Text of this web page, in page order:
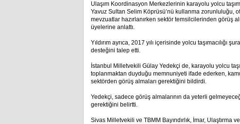
Ulaşım Koordinasyon Merkezlerinin karayolu yolcu
Yavuz Sultan Selim Köprüsü’nü kullanma zorunluluğu,
mevzuatlar hazırlanırken sektör temsilcilerinden görüş
üyelerine anlattı.
Yıldırım ayrıca, 2017 yılı içerisinde yolcu taşımacılığı
desteğini talep etti.
İstanbul Milletvekili Gülay Yedekçi de, karayolu yolcu
toplanmaktan duyduğu memnuniyeti ifade ederken,
sektörden görüş almaları gerektiğini bildirdi.
Yedekçi, sadece görüş almalarının da yeterli
gerektiğini belirtti.
Sivas Milletvekili ve TBMM Bayındırlık, İmar,